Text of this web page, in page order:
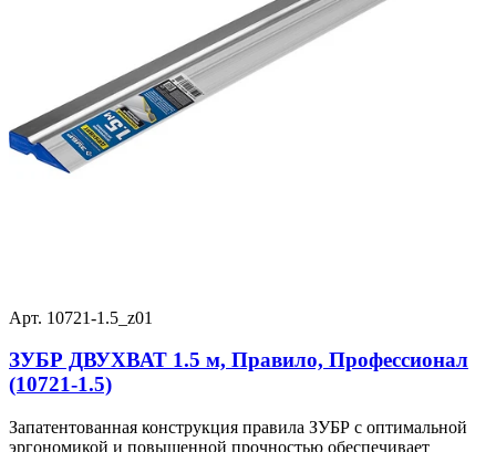
Арт. 10721-1.5_z01
ЗУБР ДВУХВАТ 1.5 м, Правило, Профессионал
(10721-1.5)
Запатентованная конструкция правила ЗУБР с оптимальной
эргономикой и повышенной прочностью обеспечивает